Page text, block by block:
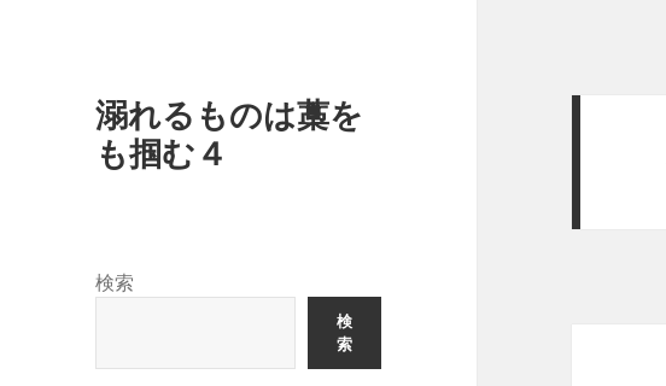
溺れるものは藁を
も掴む４
検索
検
索